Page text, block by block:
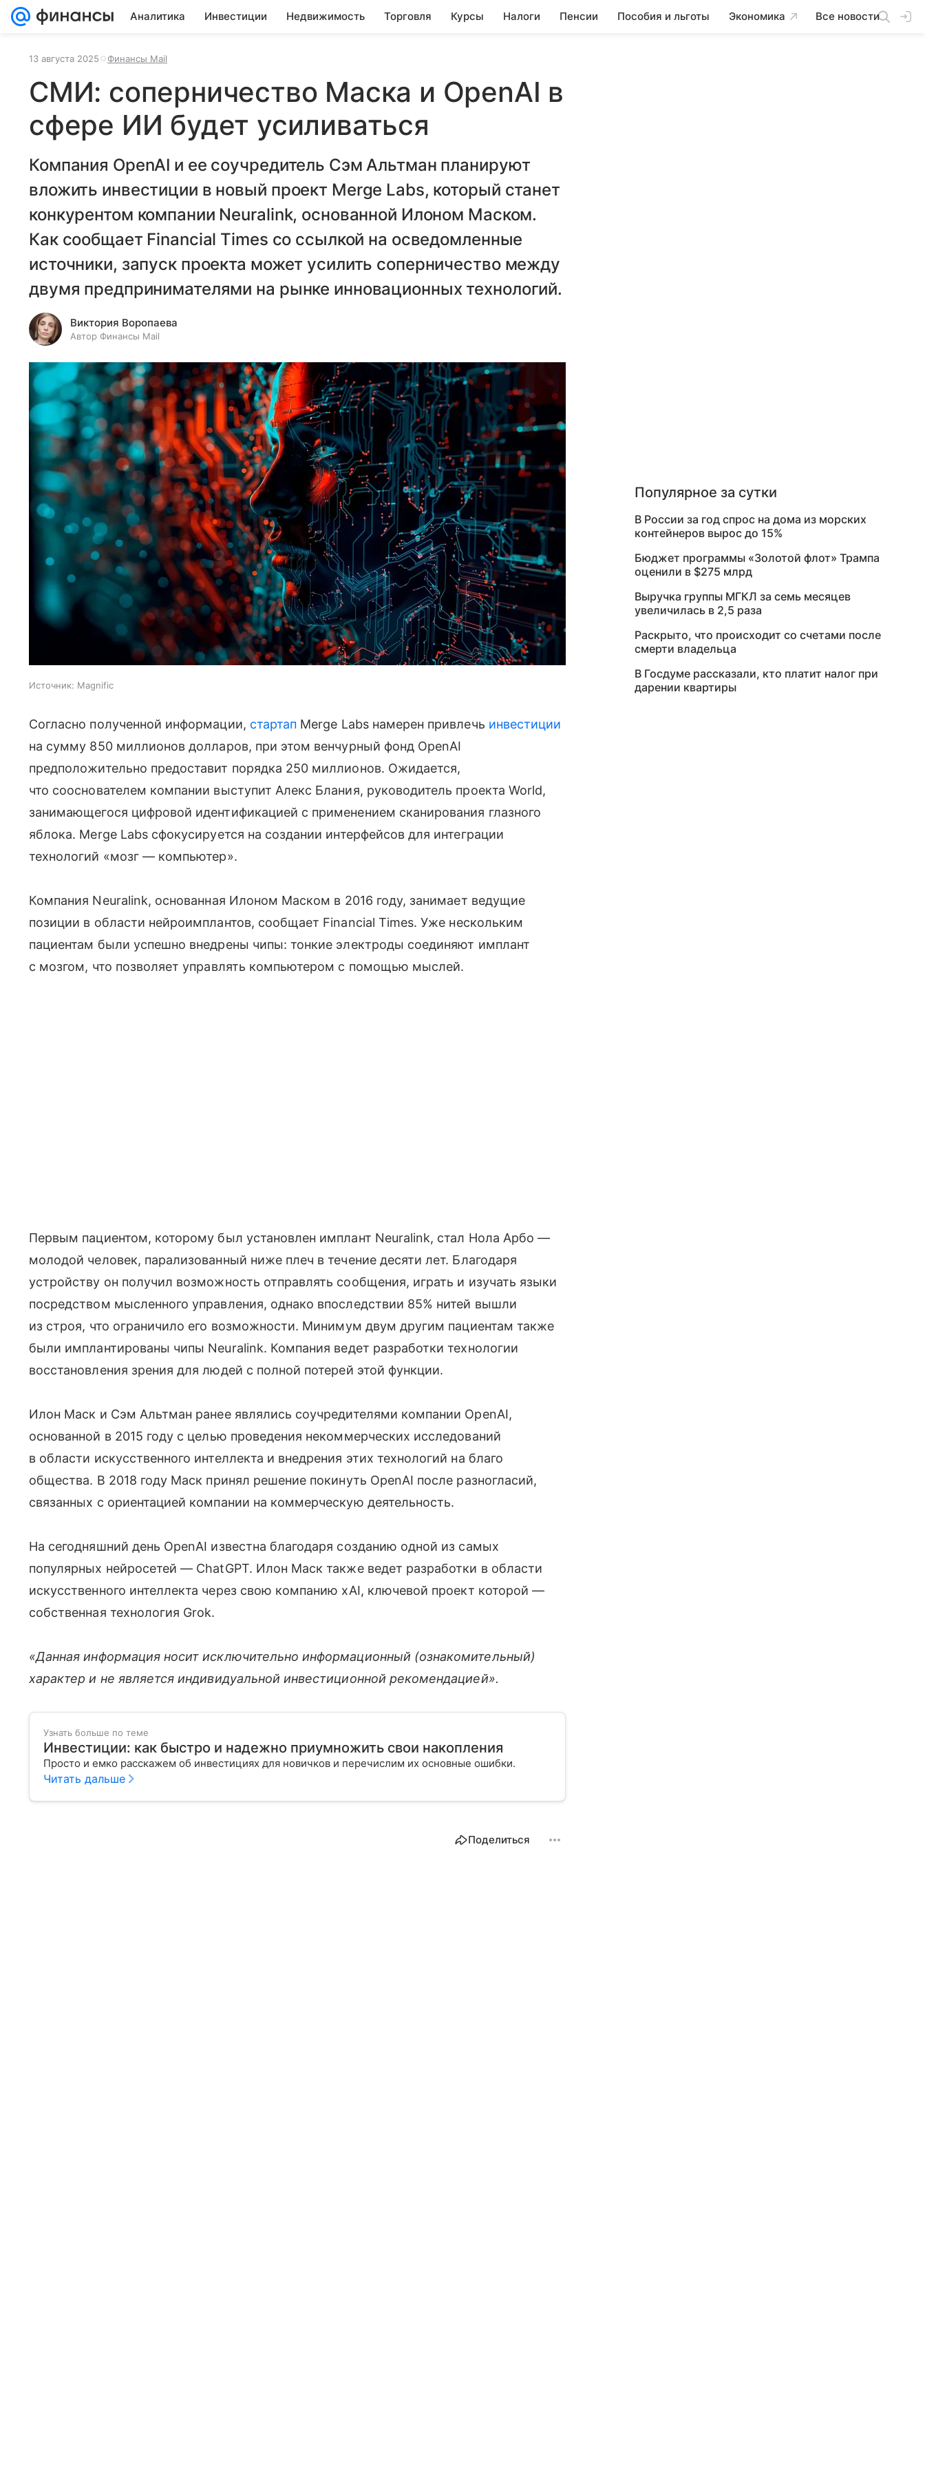
Аналитика Инвестиции Недвижимость Торговля Курсы Налоги Пенсии Пособия и льготы Экономика Все новости
13 августа 2025 Финансы Mail
СМИ: соперничество Маска и OpenAI в
сфере ИИ будет усиливаться
Компания OpenAI и ее соучредитель Сэм Альтман планируют
вложить инвестиции в новый проект Merge Labs, который станет
конкурентом компании Neuralink, основанной Илоном Маском.
Как сообщает Financial Times со ссылкой на осведомленные
источники, запуск проекта может усилить соперничество между
двумя предпринимателями на рынке инновационных технологий.
Виктория Воропаева
Автор Финансы Mail
Источник: Magnific
Согласно полученной информации, стартап Merge Labs намерен привлечь инвестиции
на сумму 850 миллионов долларов, при этом венчурный фонд OpenAI
предположительно предоставит порядка 250 миллионов. Ожидается,
что сооснователем компании выступит Алекс Блания, руководитель проекта World,
занимающегося цифровой идентификацией с применением сканирования глазного
яблока. Merge Labs сфокусируется на создании интерфейсов для интеграции
технологий «мозг — компьютер».
Компания Neuralink, основанная Илоном Маском в 2016 году, занимает ведущие
позиции в области нейроимплантов, сообщает Financial Times. Уже нескольким
пациентам были успешно внедрены чипы: тонкие электроды соединяют имплант
с мозгом, что позволяет управлять компьютером с помощью мыслей.
Первым пациентом, которому был установлен имплант Neuralink, стал Нола Арбо —
молодой человек, парализованный ниже плеч в течение десяти лет. Благодаря
устройству он получил возможность отправлять сообщения, играть и изучать языки
посредством мысленного управления, однако впоследствии 85% нитей вышли
из строя, что ограничило его возможности. Минимум двум другим пациентам также
были имплантированы чипы Neuralink. Компания ведет разработки технологии
восстановления зрения для людей с полной потерей этой функции.
Илон Маск и Сэм Альтман ранее являлись соучредителями компании OpenAI,
основанной в 2015 году с целью проведения некоммерческих исследований
в области искусственного интеллекта и внедрения этих технологий на благо
общества. В 2018 году Маск принял решение покинуть OpenAI после разногласий,
связанных с ориентацией компании на коммерческую деятельность.
На сегодняшний день OpenAI известна благодаря созданию одной из самых
популярных нейросетей — ChatGPT. Илон Маск также ведет разработки в области
искусственного интеллекта через свою компанию xAI, ключевой проект которой —
собственная технология Grok.
«Данная информация носит исключительно информационный (ознакомительный)
характер и не является индивидуальной инвестиционной рекомендацией».
Узнать больше по теме
Инвестиции: как быстро и надежно приумножить свои накопления
Просто и емко расскажем об инвестициях для новичков и перечислим их основные ошибки.
Читать дальше
Поделиться
Популярное за сутки
В России за год спрос на дома из морских
контейнеров вырос до 15%
Бюджет программы «Золотой флот» Трампа
оценили в $275 млрд
Выручка группы МГКЛ за семь месяцев
увеличилась в 2,5 раза
Раскрыто, что происходит со счетами после
смерти владельца
В Госдуме рассказали, кто платит налог при
дарении квартиры